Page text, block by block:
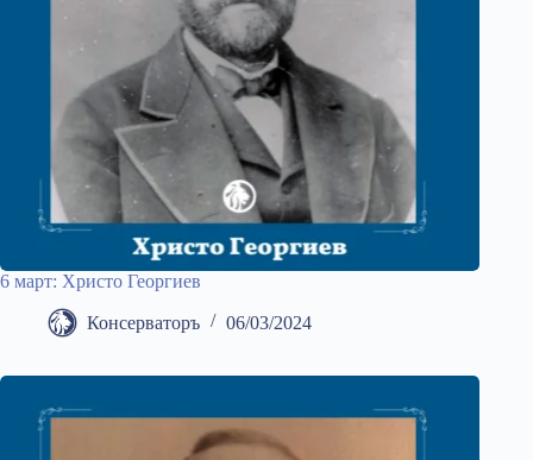
6 март: Христо Георгиев
Консерваторъ 06/03/2024